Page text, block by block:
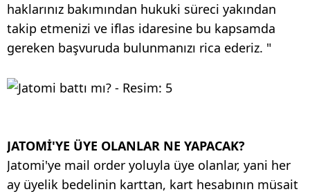
haklarınız bakımından hukuki süreci yakından
takip etmenizi ve iflas idaresine bu kapsamda
gereken başvuruda bulunmanızı rica ederiz. "
JATOMİ'YE ÜYE OLANLAR NE YAPACAK?
Jatomi'ye mail order yoluyla üye olanlar, yani her
ay üyelik bedelinin karttan, kart hesabının müsait